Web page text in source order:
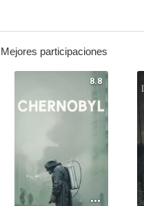
Mejores participaciones
8.8